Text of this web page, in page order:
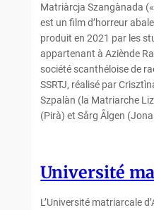
Matriàrcja Szangànada
est un film d’horreur
produit en 2021 par les
appartenant à Aziènde
société scanthéloise de
SSRTJ, réalisé par
Szpalàn (la Matriarche
(Pirà) et Sårg Ålgen
Université
L’Université matriarcale